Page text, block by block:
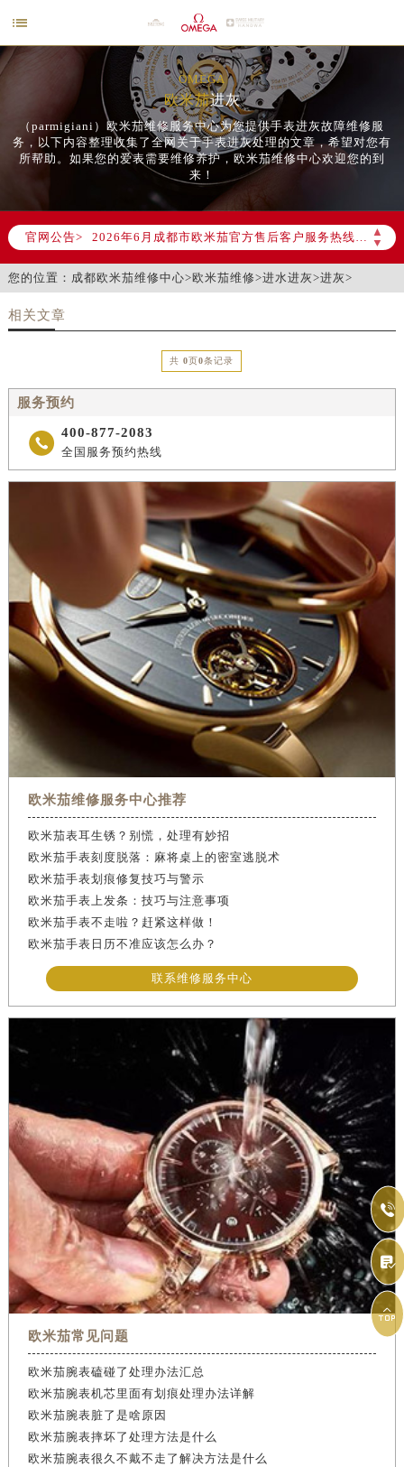

OMEGA
欧米茄进灰
（parmigiani）欧米茄维修服务中心为您提供手表进灰故障维修服
务，以下内容整理收集了全网关于手表进灰处理的文章，希望对您有
所帮助。如果您的爱表需要维修养护，欧米茄维修中心欢迎您的到
来！
官网公告>
▲
▼
2026年6月欧米茄成都市售后服务网络优化升级公告
2026年6月成都市欧米茄官方售后客户服务热线：400-877-2083
2026年6月欧米茄售后服务中心最新网点地址：
您的位置： 成都欧米茄维修中心>欧米茄维修>进水进灰>进灰>
相关文章
共0页0条记录
服务预约
 400-877-2083
全国服务预约热线
欧米茄维修服务中心推荐
欧米茄表耳生锈？别慌，处理有妙招
欧米茄手表刻度脱落：麻将桌上的密室逃脱术
欧米茄手表划痕修复技巧与警示
欧米茄手表上发条：技巧与注意事项
欧米茄手表不走啦？赶紧这样做！
欧米茄手表日历不准应该怎么办？
联系维修服务中心
欧米茄常见问题
欧米茄腕表磕碰了处理办法汇总
欧米茄腕表机芯里面有划痕处理办法详解
欧米茄腕表脏了是啥原因
欧米茄腕表摔坏了处理方法是什么
欧米茄腕表很久不戴不走了解决方法是什么


